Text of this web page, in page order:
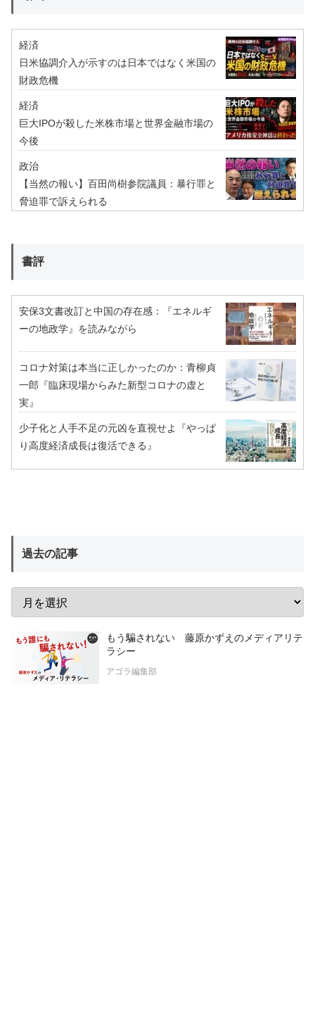
経済
日米協調介入が示すのは日本ではなく米国の
財政危機
経済
巨大IPOが殺した米株市場と世界金融市場の
今後
政治
【当然の報い】百田尚樹参院議員：暴行罪と
脅迫罪で訴えられる
書評
安保3文書改訂と中国の存在感：『エネルギ
ーの地政学』を読みながら
コロナ対策は本当に正しかったのか：青柳貞
一郎『臨床現場からみた新型コロナの虚と
実』
少子化と人手不足の元凶を直視せよ『やっぱ
り高度経済成長は復活できる』
過去の記事
もう騙されない 藤原かずえのメディアリテ
ラシー
アゴラ編集部